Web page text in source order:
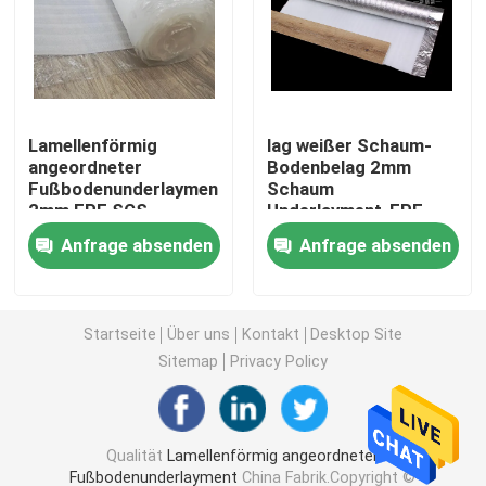
Polyäthylen Underlayment
IXPE-Schaum Underlayment
Verbundene Polyäthylen-Schaum-Querrolle
Eco Cork Underlayment
EVA Foam Underlayment
Bodenheizungs-Unterlage
Lamellenförmig
angeordneter
Fußbodenunderlayment
2mm EPE SGS
20KG/M3
feuchtigkeitsfester
Underlayment Rohs
Anfrage absenden
lag weißer Schaum-
Bodenbelag 2mm
Schaum
Underlayment-EPE
200sqft/Roll
22kg/Cbm zugrunde
Anfrage absenden
Startseite Über uns Kontakt
Desktop Site
Sitemap
Privacy Policy
Qualität Lamellenförmig angeordneter
Fußbodenunderlayment China Fabrik.Copyright ©